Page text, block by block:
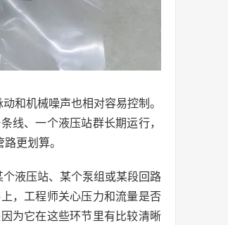
和机械噪声也相对容易控制。
线、一个液压站群长期运行，
更划算。
液压站、某个泵组或某段回路
，工程师关心压力和流量是否
为它在这些环节里有比较清晰